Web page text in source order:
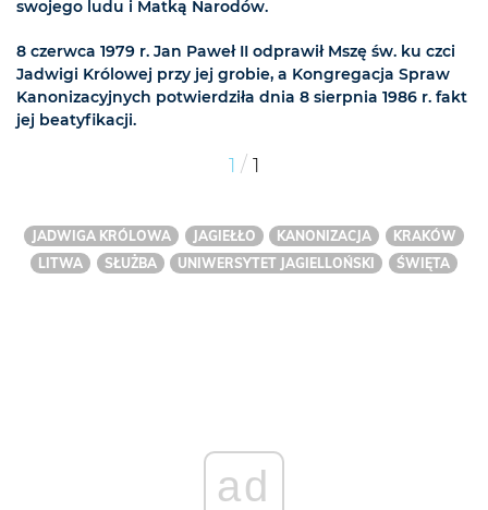
swojego ludu i Matką Narodów.
8 czerwca 1979 r. Jan Paweł II odprawił Mszę św. ku czci
Jadwigi Królowej przy jej grobie, a Kongregacja Spraw
Kanonizacyjnych potwierdziła dnia 8 sierpnia 1986 r. fakt
jej beatyfikacji.
1 / 1
JADWIGA KRÓLOWA JAGIEŁŁO KANONIZACJA
KRAKÓW
LITWA
SŁUŻBA UNIWERSYTET JAGIELLOŃSKI ŚWIĘTA
ad